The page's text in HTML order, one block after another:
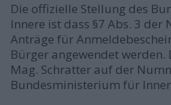
Die offizielle Stellung des
Innere ist dass §7 Abs. 3 der
Anträge für
Bürger angewendet
Mag. Schratter auf der
Bundesministerium für